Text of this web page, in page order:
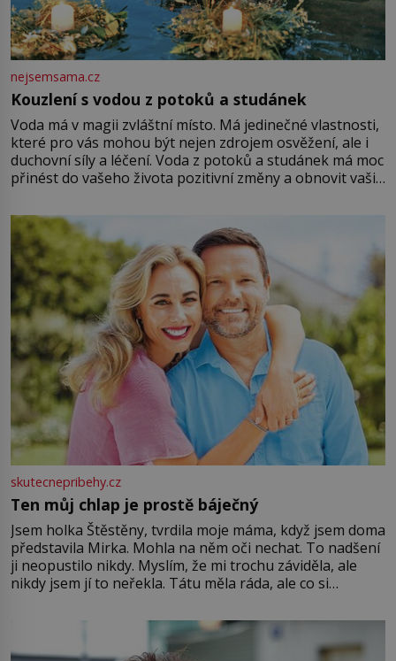
nejsemsama.cz
Kouzlení s vodou z potoků a studánek
Voda má v magii zvláštní místo. Má jedinečné vlastnosti,
které pro vás mohou být nejen zdrojem osvěžení, ale i
duchovní síly a léčení. Voda z potoků a studánek má moc
přinést do vašeho života pozitivní změny a obnovit vaši
můžete obohatit své rituály a přinést do svého života
větší harmonii a klid. Je důležité
skutecnepribehy.cz
Ten můj chlap je prostě báječný
Jsem holka Štěstěny, tvrdila moje máma, když jsem doma
představila Mirka. Mohla na něm oči nechat. To nadšení
ji neopustilo nikdy. Myslím, že mi trochu záviděla, ale
nikdy jsem jí to neřekla. Tátu měla ráda, ale co si
Jsme spolu moc rádi Tehdy byla jiná doba, když